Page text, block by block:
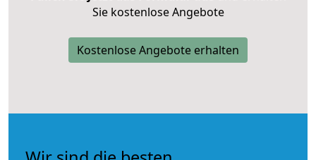
Sie kostenlose Angebote
Kostenlose Angebote erhalten